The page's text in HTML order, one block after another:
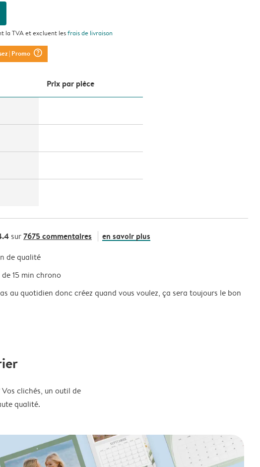
la TVA et excluent lesfrais de livraison
| Promo question_mark_circle
Prix ​​par pièce
sur7675 commentaires en savoir plus
de qualité
15 min chrono
au quotidien donc créez quand vous voulez, ça sera toujours le bon
clichés, un outil de
qualité.